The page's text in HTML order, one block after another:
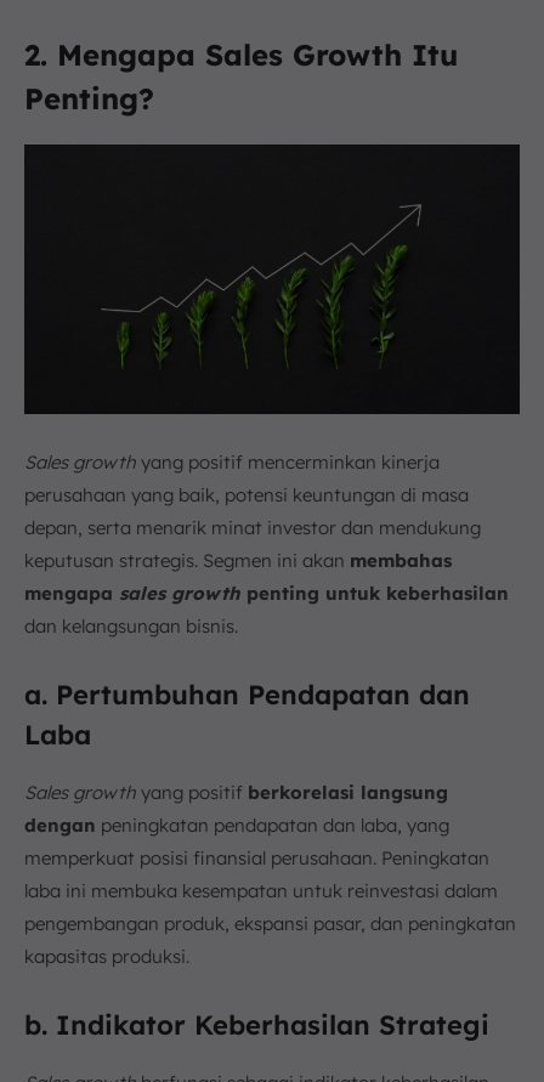
2. Mengapa Sales Growth Itu
Penting?
Sales growth yang positif mencerminkan kinerja
perusahaan yang baik, potensi keuntungan di masa
depan, serta menarik minat investor dan mendukung
keputusan strategis. Segmen ini akan membahas
mengapa sales growth penting untuk keberhasilan
dan kelangsungan bisnis.
a. Pertumbuhan Pendapatan dan
Laba
Sales growth yang positif berkorelasi langsung
dengan peningkatan pendapatan dan laba, yang
memperkuat posisi finansial perusahaan. Peningkatan
laba ini membuka kesempatan untuk reinvestasi dalam
pengembangan produk, ekspansi pasar, dan peningkatan
kapasitas produksi.
b. Indikator Keberhasilan Strategi